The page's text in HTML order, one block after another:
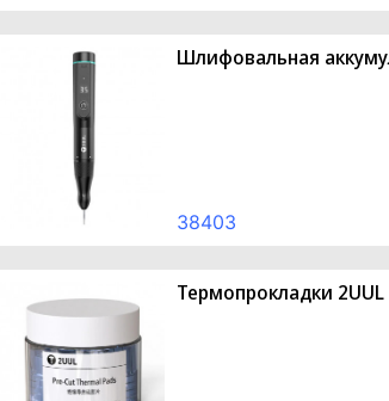
Шлифовальная
38403
Термопрокладки